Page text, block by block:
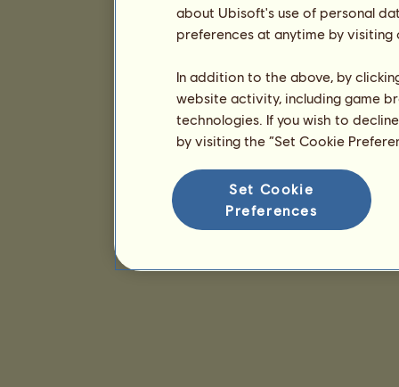
about Ubisoft's use of personal
preferences at anytime by
In addition to the above, by
website activity, including game
technologies. If you wish to
by visiting the “Set Cookie
Set Cookie
Preferences